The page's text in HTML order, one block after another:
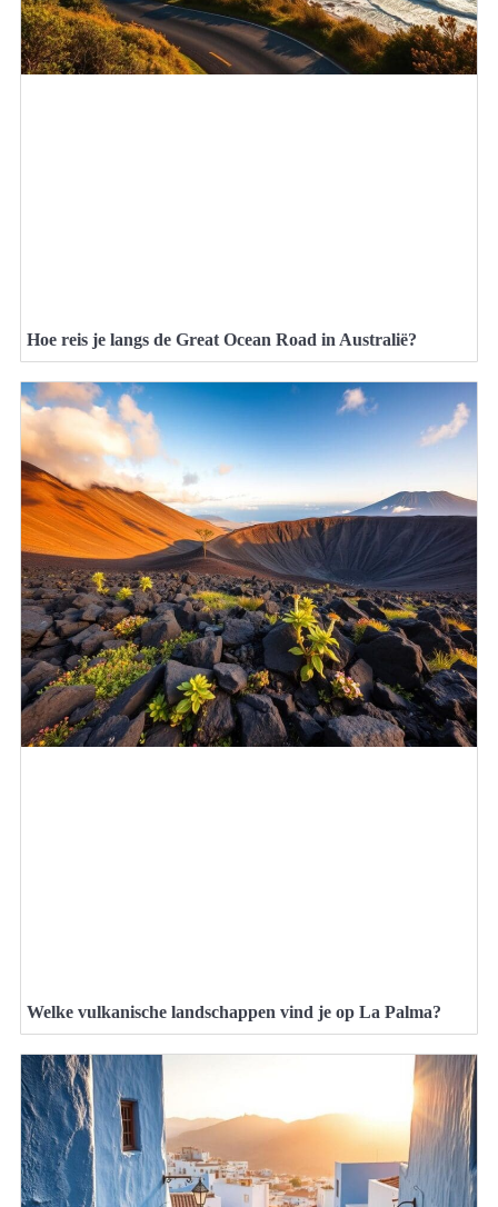
Hoe reis je langs de Great Ocean Road in Australië?
Welke vulkanische landschappen vind je op La Palma?